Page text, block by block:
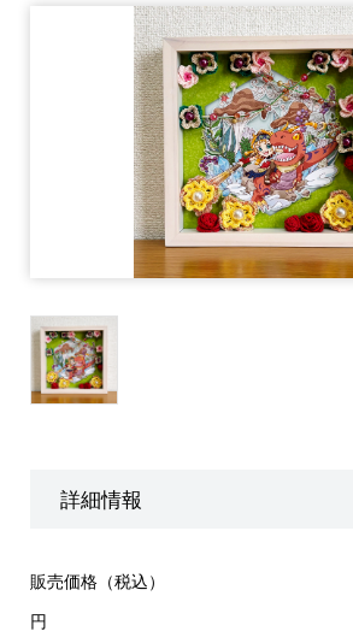
詳細情報
販売価格（税込）
円